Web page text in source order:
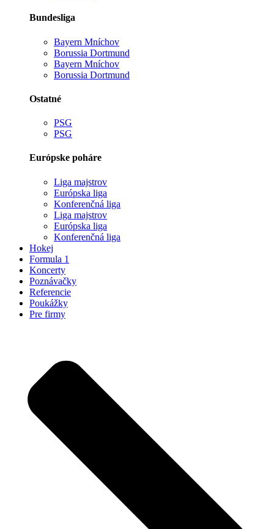
Bundesliga
Bayern Mníchov
Borussia Dortmund
Bayern Mníchov
Borussia Dortmund
Ostatné
PSG
PSG
Európske poháre
Liga majstrov
Európska liga
Konferenčná liga
Liga majstrov
Európska liga
Konferenčná liga
Hokej
Formula 1
Koncerty
Poznávačky
Referencie
Poukážky
Pre firmy